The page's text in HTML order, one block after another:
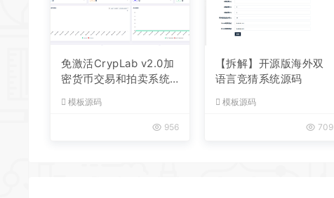
免激活CrypLab v2.0加
密货币交易和拍卖系统
台全部汉化
模板源码
956
【拆解】开源版海外双
语言竞猜系统源码
模板源码
709